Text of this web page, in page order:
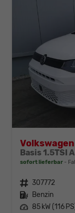
Basis 1.5TSI
sofort lieferbar
Fahrzeugnr. 307772
Kraftstoff Benzin
Leistung 85 kW (116